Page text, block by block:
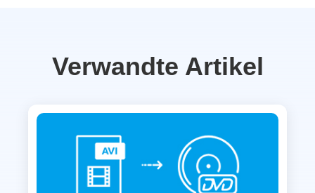
Verwandte Artikel